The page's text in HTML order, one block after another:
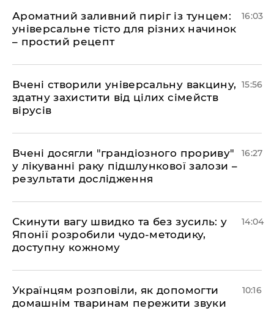
Ароматний заливний пиріг із тунцем:
універсальне тісто для різних начинок
– простий рецепт
16:03
Вчені створили універсальну вакцину,
здатну захистити від цілих сімейств
вірусів
15:56
Вчені досягли "грандіозного прориву"
у лікуванні раку підшлункової залози –
результати дослідження
16:27
Скинути вагу швидко та без зусиль: у
Японії розробили чудо-методику,
доступну кожному
14:04
Українцям розповіли, як допомогти
домашнім тваринам пережити звуки
10:16